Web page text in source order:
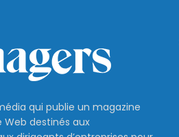
qui publie un magazine
destinés aux